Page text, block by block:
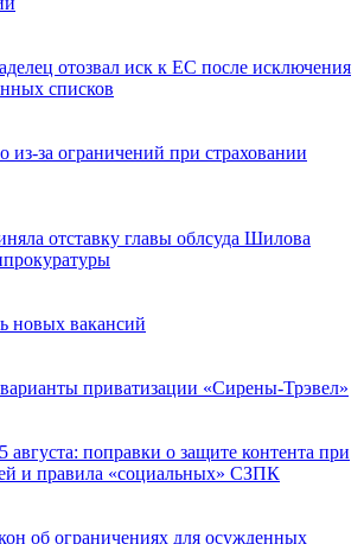
отозвал иск к ЕС после исключения
списков
из-за ограничений при страховании
отставку главы облсуда Шилова
новых вакансий
приватизации «Сирены-Трэвел»
августа: поправки о защите контента при
и правила «социальных» СЗПК
об ограничениях для осужденных